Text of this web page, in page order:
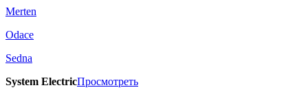
Merten
Odace
Sedna
System ElectricПросмотреть